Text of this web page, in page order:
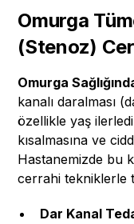
Omurga
(Stenoz)
Omurga
kanalı daralması
özellikle yaş
kısalmasına ve
Hastanemizde bu
cerrahi tekniklerle
Dar Kanal